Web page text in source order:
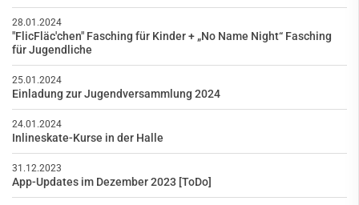
28.01.2024
"FlicFläc'chen" Fasching für Kinder + „No Name Night“ Fasching
für Jugendliche
25.01.2024
Einladung zur Jugendversammlung 2024
24.01.2024
Inlineskate-Kurse in der Halle
31.12.2023
App-Updates im Dezember 2023 [ToDo]